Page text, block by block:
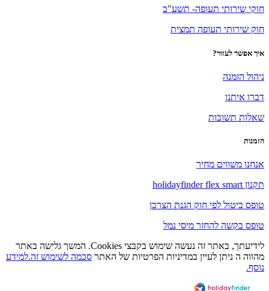
חוקי שירותי תעופה- תשע"ב
חוק שירותי תעופה תמצית
איך אפשר לעזור?
ניהול הזמנה
דברו איתנו
שאלות תשובות
הזמנות
אנחנו משווים מחיר
תקנון holidayfinder flex smart
טופס ביטול לפי חוק הגנת הצרכן
טופס בקשה להחזר מיסי נמל
לידיעתך, באתר זה נעשה שימוש בקבצי Cookies. המשך גלישה באתר
מהווה ה ניתן לעיין במדיניות הפרטיות של האתר סכמה לשימוש זה.למידע
נוסף.